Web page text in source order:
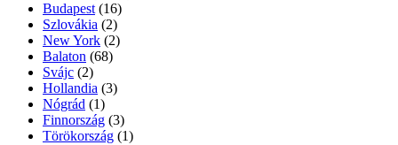
Budapest (16)
Szlovákia (2)
New York (2)
Balaton (68)
Svájc (2)
Hollandia (3)
Nógrád (1)
Finnország (3)
Törökország (1)